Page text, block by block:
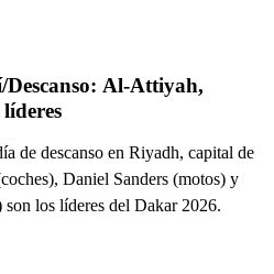
Al-Attiyah,
de descanso en Riyadh, capital de
Daniel Sanders (motos) y
los líderes del Dakar 2026.